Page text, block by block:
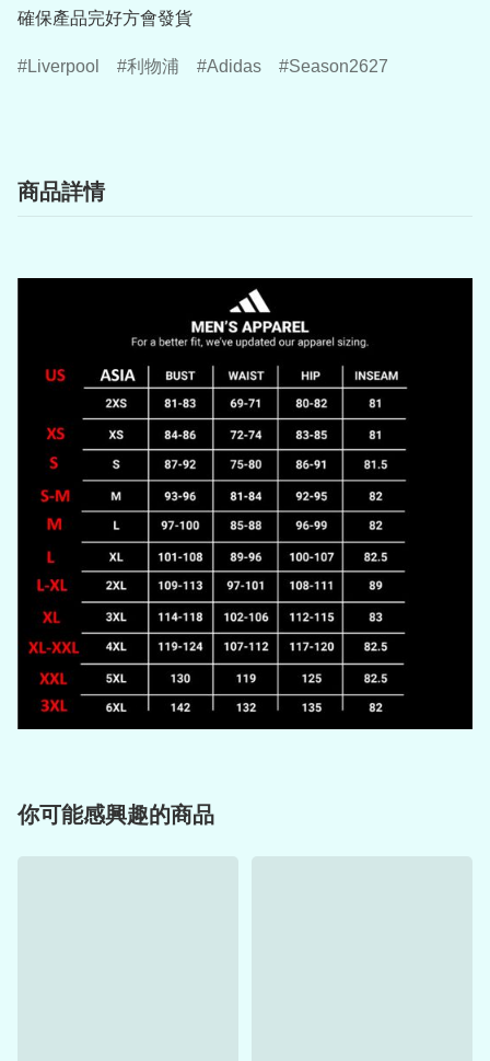
確保產品完好方會發貨
Liverpool 利物浦 Adidas Season2627
商品詳情
你可能感興趣的商品